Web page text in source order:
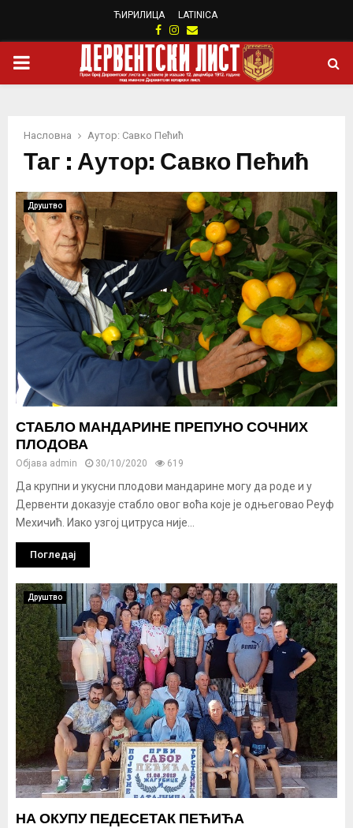
ЋИРИЛИЦА LATINICA
Facebook
Instagram
Email
PRIMARY
Насловна Аутор: Савко Пећић
Таг : Аутор: Савко Пећић
Друштво
СТАБЛО МАНДАРИНЕ ПРЕПУНО СОЧНИХ
ПЛОДОВА
Објава admin 30/10/2020 619
Да крупни и укусни плодови мандарине могу да роде и у
Дервенти доказује стабло овог воћа које је одњеговао Реуф
Мехичић. Иако узгој цитруса није...
Погледај
Друштво
НА ОКУПУ ПЕДЕСЕТАК ПЕЋИЋА